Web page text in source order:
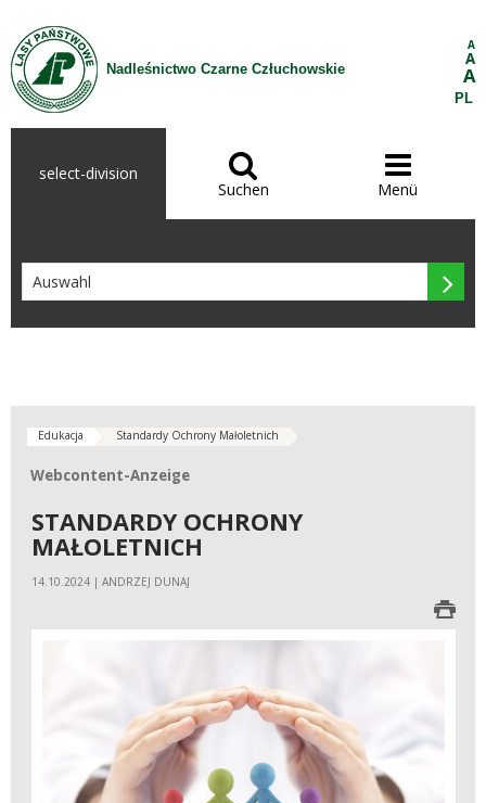
Zum Inhalt wechseln
Nadleśnictwo Czarne Człuchowskie
A
A
A
PL
select-division 
Suchen

Menü

Edukacja Standardy Ochrony Małoletnich
Webcontent-Anzeige
Webcontent-Anzeige
STANDARDY OCHRONY
MAŁOLETNICH
14.10.2024 | ANDRZEJ DUNAJ